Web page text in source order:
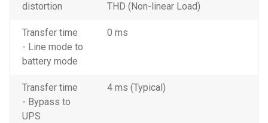
distortion
THD (Non-linear Load)
Transfer time
- Line mode to
battery mode
0 ms
Transfer time
- Bypass to
UPS
4 ms (Typical)